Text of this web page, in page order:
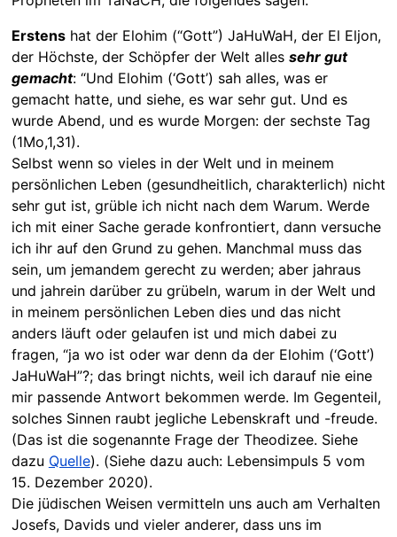
Erstenshat der Elohim (“Gott”) JaHuWaH, der El Eljon,
der Höchste, der Schöpfer der Welt alles sehr gut
gemacht: “Und Elohim (‘Gott’) sah alles, was er
gemacht hatte, und siehe, es war sehr gut. Und es
wurde Abend, und es wurde Morgen: der sechste Tag
(1Mo,1,31).
Selbst wenn so vieles in der Welt und in meinem
persönlichen Leben (gesundheitlich, charakterlich) nicht
sehr gut ist, grüble ich nicht nach dem Warum. Werde
ich mit einer Sache gerade konfrontiert, dann versuche
ich ihr auf den Grund zu gehen. Manchmal muss das
sein, um jemandem gerecht zu werden; aber jahraus
und jahrein darüber zu grübeln, warum in der Welt und
in meinem persönlichen Leben dies und das nicht
anders läuft oder gelaufen ist und mich dabei zu
fragen, “ja wo ist oder war denn da der Elohim (‘Gott’)
JaHuWaH”?; das bringt nichts, weil ich darauf nie eine
mir passende Antwort bekommen werde. Im Gegenteil,
solches Sinnen raubt jegliche Lebenskraft und -freude.
(Das ist die sogenannte Frage der Theodizee. Siehe
dazu Quelle). (Siehe dazu auch: Lebensimpuls 5 vom
15. Dezember 2020).
Die jüdischen Weisen vermitteln uns auch am Verhalten
Josefs, Davids und vieler anderer, dass uns im